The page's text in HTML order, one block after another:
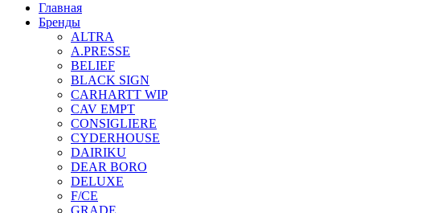
Главная
Бренды
ALTRA
A.PRESSE
BELIEF
BLACK SIGN
CARHARTT WIP
CAV EMPT
CONSIGLIERE
CYDERHOUSE
DAIRIKU
DEAR BORO
DELUXE
F/CE
GRADE